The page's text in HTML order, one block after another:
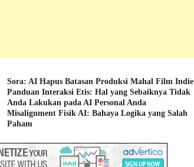
Sora: AI Hapus Batasan Produksi Mahal Film Indie
Panduan Interaksi Etis: Hal yang Sebaiknya Tidak
Anda Lakukan pada AI Personal Anda
Misalignment Fisik AI: Bahaya Logika yang Salah
Paham